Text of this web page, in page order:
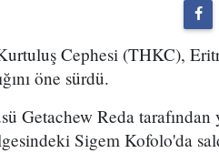
Cephesi (THKC),
öne sürdü.
Getachew Reda tarafından
Sigem Kofolo'da